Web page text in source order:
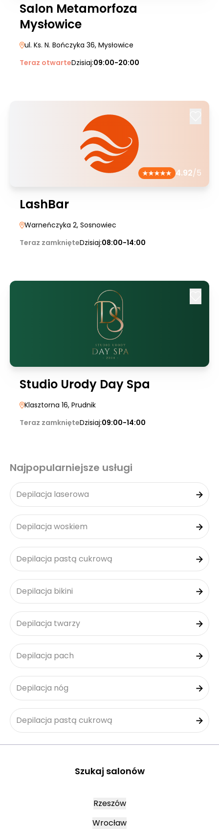
Salon Metamorfoza
Mysłowice
ul. Ks. N. Bończyka 36, Mysłowice
Teraz otwarteDzisiaj:09:00-20:00
4.92/5
LashBar
Warneńczyka 2, Sosnowiec
Teraz zamknięteDzisiaj:08:00-14:00
Studio Urody Day Spa
Klasztorna 16, Prudnik
Teraz zamknięteDzisiaj:09:00-14:00
Najpopularniejsze usługi
Depilacja laserowa
Depilacja woskiem
Depilacja pastą cukrową
Depilacja bikini
Depilacja twarzy
Depilacja pach
Depilacja nóg
Depilacja pastą cukrową
Szukaj salonów
Rzeszów
Wrocław